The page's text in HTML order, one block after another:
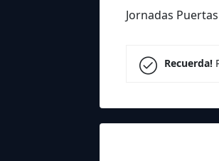
Jornadas
Recuerda!